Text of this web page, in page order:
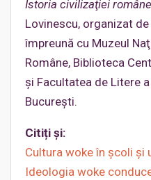
Istoria civilizaţiei
Lovinescu, organizat
împreună cu Muzeul
Române, Biblioteca
şi Facultatea de Litere
Bucureşti.
Citiți și:
Cultura woke în școli și
Ideologia woke